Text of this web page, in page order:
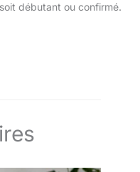
débutant ou confirmé.